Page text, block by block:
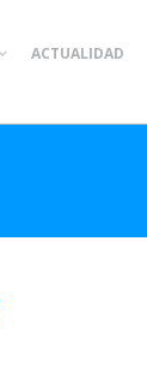
ACTUALIDAD